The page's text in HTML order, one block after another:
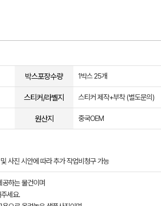
박스포장수량 1박스 25개
스티커/라벨지 스티커 제작+부착 (별도문의)
원산지 중국OEM
사진 시안에 따라 추가 작업비청구 가능
하는 물건이며
세요.